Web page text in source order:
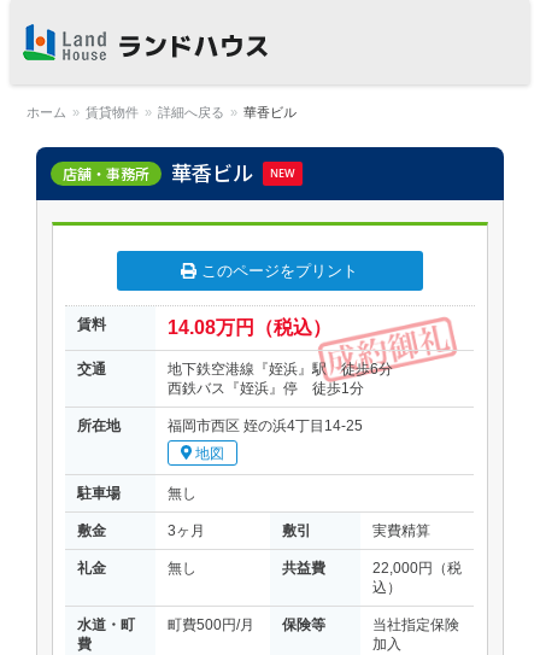
ホーム » 賃貸物件 » 詳細へ戻る » 華香ビル
店舗・事務所 華香ビル NEW
このページをプリント
賃料 14.08万円（税込）
交通
地下鉄空港線『姪浜』駅 徒歩6分
西鉄バス『姪浜』停 徒歩1分
所在地
福岡市西区 姪の浜4丁目14-25
地図
駐車場 無し
敷金 3ヶ月 敷引 実費精算
礼金 無し 共益費
22,000円（税
込）
水道・町
費
町費500円/月 保険等
当社指定保険
加入